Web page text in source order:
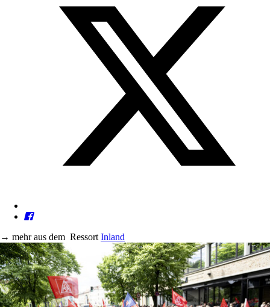
→ mehr aus dem Ressort Inland